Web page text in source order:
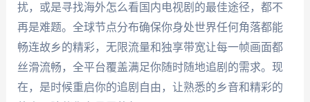
扰，或是寻找海外怎么看国内电视剧的最佳途径，都不
再是难题。全球节点分布确保你身处世界任何角落都能
畅连故乡的精彩，无限流量和独享带宽让每一帧画面都
丝滑流畅，全平台覆盖满足你随时随地追剧的需求。现
在，是时候重启你的追剧自由，让熟悉的乡音和精彩的